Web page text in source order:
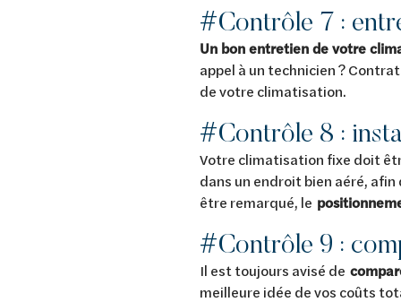
#Contrôle 7 :
Un bon entretien de votre
appel à un technicien ?
de votre climatisation.
#Contrôle 8 :
Votre climatisation fixe doit
dans un endroit bien aéré, afin
être remarqué, le
#Contrôle 9 :
Il est toujours avisé de
meilleure idée de vos coûts